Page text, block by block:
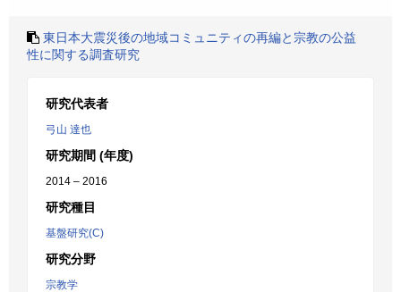
東日本大震災後の地域コミュニティの再編と宗教の公益
性に関する調査研究
研究代表者
弓山 達也
研究期間 (年度)
2014 – 2016
研究種目
基盤研究(C)
研究分野
宗教学